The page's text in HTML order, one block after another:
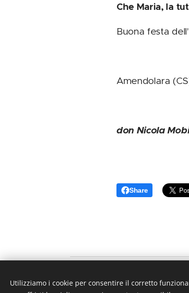
Che Maria, la
Buona festa
Amendolara
don Nicola
Share
Utilizziamo i cookie per consentire il corretto